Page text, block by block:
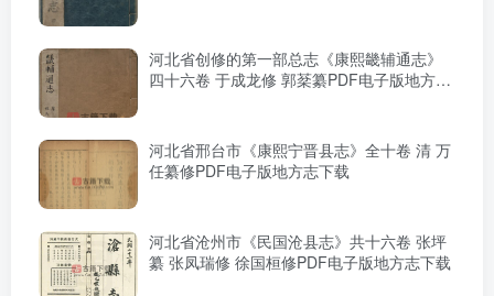
河北省创修的第一部总志《康熙畿辅通志》
四十六卷 于成龙修 郭棻纂PDF电子版地方志
河北省邢台市《康熙宁晋县志》全十卷 清 万
任纂修PDF电子版地方志下载
河北省沧州市《民国沧县志》共十六卷 张坪
纂 张凤瑞修 徐国桓修PDF电子版地方志下载